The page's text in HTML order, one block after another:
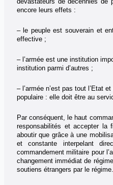
encore leurs effets :
– le peuple est souverain et
effective ;
– l’armée est une institution
institution parmi d’autres ;
– l’armée n’est pas tout l’Etat
populaire : elle doit être au
Par conséquent, le haut
responsabilités et accepter la
aboutir que grâce à une
et constante interpelant
commandement militaire pour
changement immédiat de
soutiens étrangers par le régime.